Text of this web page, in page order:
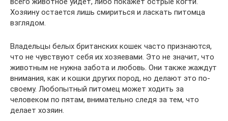
Хозяину остается лишь смириться и ласкать питомца
взглядом.
Владельцы белых британских кошек часто признаются,
что не чувствуют себя их хозяевами. Это не значит, что
животным не нужна забота и любовь. Они также жаждут
внимания, как и кошки других пород, но делают это по-
своему. Любопытный питомец может ходить за
человеком по пятам, внимательно следя за тем, что
делает хозяин.